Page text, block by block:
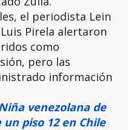
el periodista Lein
Pirela alertaron
como
pero las
información
Niña venezolana de
piso 12 en Chile